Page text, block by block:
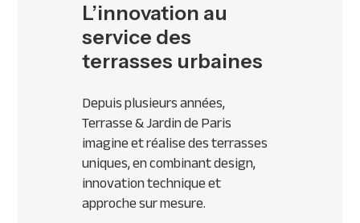
L’innovation au
service des
terrasses urbaines
Depuis plusieurs années,
Terrasse & Jardin de Paris
imagine et réalise des terrasses
uniques, en combinant design,
innovation technique et
approche sur mesure.